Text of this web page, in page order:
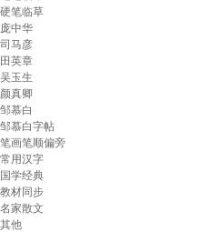
硬笔临草
庞中华
司马彦
田英章
吴玉生
颜真卿
邹慕白
邹慕白字帖
笔画笔顺偏旁
常用汉字
国学经典
教材同步
名家散文
其他